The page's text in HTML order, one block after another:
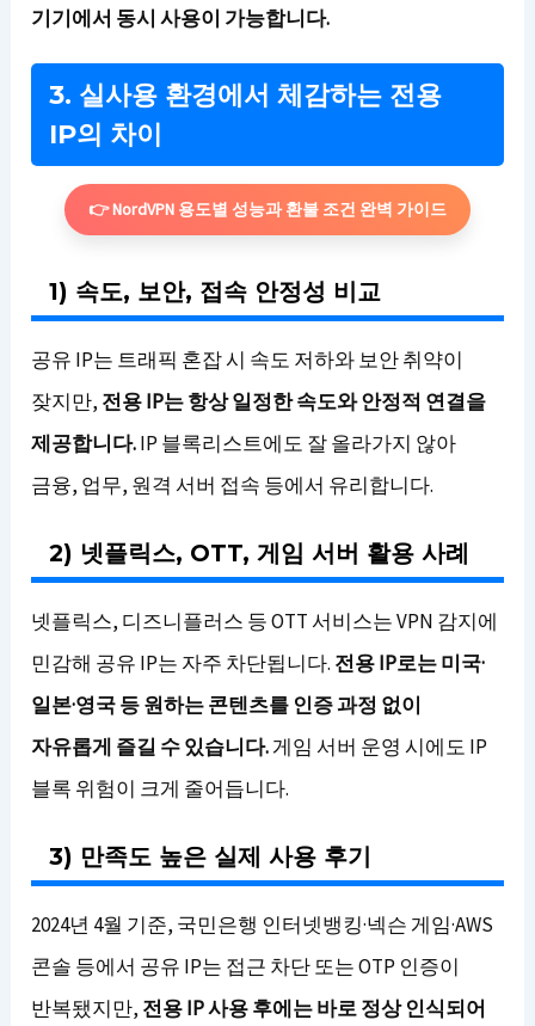
기기에서 동시 사용이 가능합니다.
3. 실사용 환경에서 체감하는 전용
IP의 차이
👉 NordVPN 용도별 성능과 환불 조건 완벽 가이드
1) 속도, 보안, 접속 안정성 비교
공유 IP는 트래픽 혼잡 시 속도 저하와 보안 취약이
잦지만, 전용 IP는 항상 일정한 속도와 안정적 연결을
제공합니다.IP 블록리스트에도 잘 올라가지 않아
금융, 업무, 원격 서버 접속 등에서 유리합니다.
2) 넷플릭스, OTT, 게임 서버 활용 사례
넷플릭스, 디즈니플러스 등 OTT 서비스는 VPN 감지에
민감해 공유 IP는 자주 차단됩니다. 전용 IP로는 미국·
일본·영국 등 원하는 콘텐츠를 인증 과정 없이
자유롭게 즐길 수 있습니다.게임 서버 운영 시에도 IP
블록 위험이 크게 줄어듭니다.
3) 만족도 높은 실제 사용 후기
2024년 4월 기준, 국민은행 인터넷뱅킹·넥슨 게임·AWS
콘솔 등에서 공유 IP는 접근 차단 또는 OTP 인증이
반복됐지만, 전용 IP 사용 후에는 바로 정상 인식되어